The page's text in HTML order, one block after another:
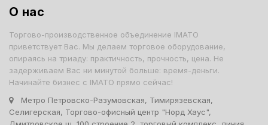
О нас
Торгово-производственное объединение IMATO
приветствует Вас. Мы делаем торговое оборудование,
опираясь на триаду: практичность, прочность, цена. Не
задерживаем Вас ни минутой больше: время-деньги.
Начинайте бизнес с IMATO прямо сейчас!
Метро Петровско-Разумовская, Тимирязевская,
Селигерская, Торгово-офисный центр "Норд Хаус",